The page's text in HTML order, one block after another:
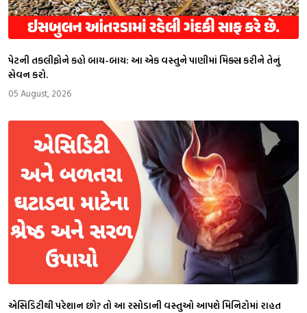
પેટની તકલીફોને કહો બાય-બાય: આ એક વસ્તુને પાણીમાં મિક્સ કરીને તેનું
સેવન કરો.
05 August, 2026
એસિડિટીથી પરેશાન છો? તો આ રસોડાની વસ્તુઓ આપશે મિનિટોમાં રાહત